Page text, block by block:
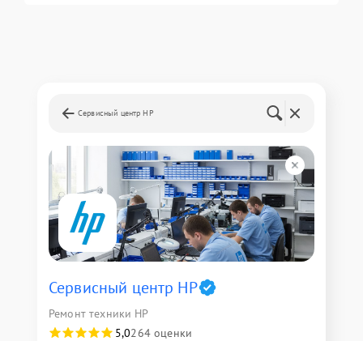
Сервисный центр HP
Сервисный центр HP
Ремонт техники HP
5,0264 оценки